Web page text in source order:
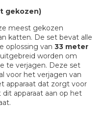
gekozen)
meest gekozen
katten. De set bevat alle
oplossing van 33 meter
worden om
te verjagen. Deze set
voor het verjagen van
apparaat dat zorgt voor
apparaat aan op het